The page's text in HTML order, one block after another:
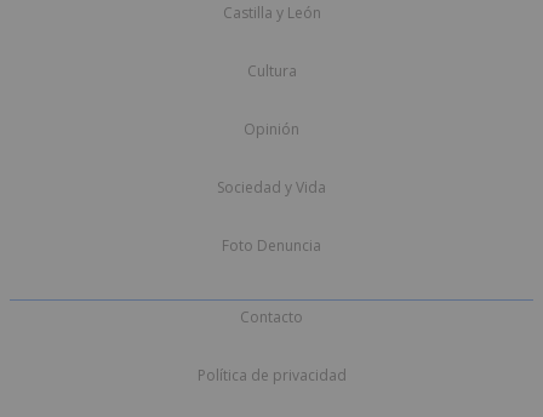
Castilla y León
Cultura
Opinión
Sociedad y Vida
Foto Denuncia
Contacto
Política de privacidad